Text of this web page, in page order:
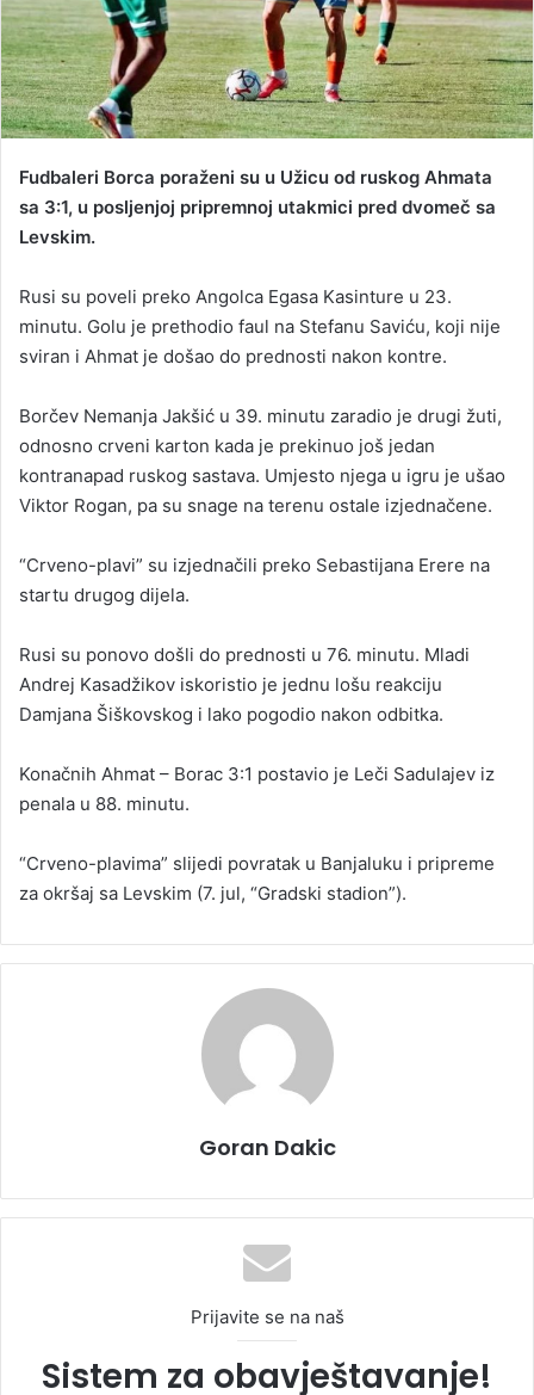
Fudbaleri Borca poraženi su u Užicu od ruskog Ahmata
sa 3:1, u posljenjoj pripremnoj utakmici pred dvomeč sa
Levskim.
Rusi su poveli preko Angolca Egasa Kasinture u 23.
minutu. Golu je prethodio faul na Stefanu Saviću, koji nije
sviran i Ahmat je došao do prednosti nakon kontre.
Borčev Nemanja Jakšić u 39. minutu zaradio je drugi žuti,
odnosno crveni karton kada je prekinuo još jedan
kontranapad ruskog sastava. Umjesto njega u igru je ušao
Viktor Rogan, pa su snage na terenu ostale izjednačene.
“Crveno-plavi” su izjednačili preko Sebastijana Erere na
startu drugog dijela.
Rusi su ponovo došli do prednosti u 76. minutu. Mladi
Andrej Kasadžikov iskoristio je jednu lošu reakciju
Damjana Šiškovskog i lako pogodio nakon odbitka.
Konačnih Ahmat – Borac 3:1 postavio je Leči Sadulajev iz
penala u 88. minutu.
“Crveno-plavima” slijedi povratak u Banjaluku i pripreme
za okršaj sa Levskim (7. jul, “Gradski stadion”).
Goran Dakic
Prijavite se na naš
Sistem za obavještavanje!